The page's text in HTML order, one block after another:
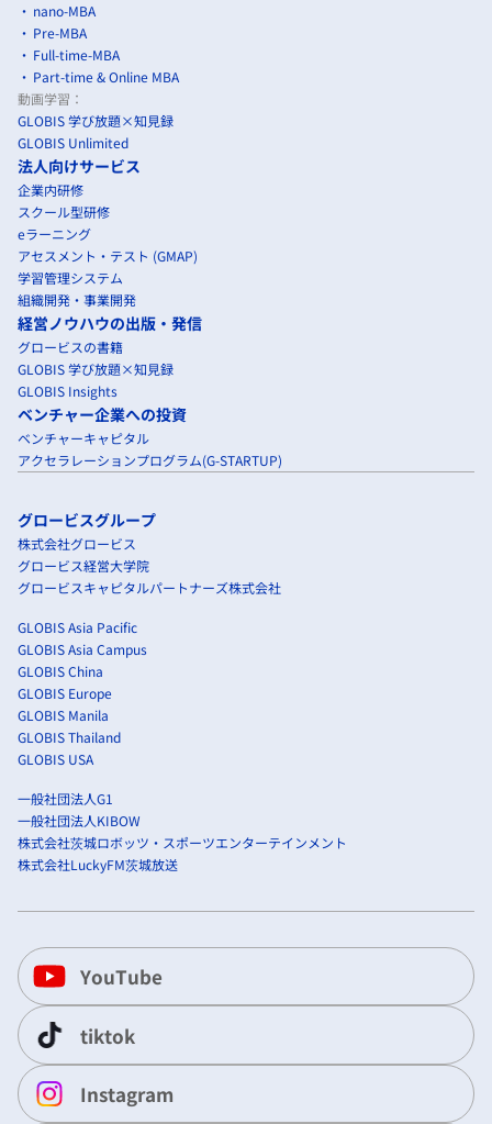
nano-MBA
Pre-MBA
Full-time-MBA
Part-time & Online MBA
動画学習：
GLOBIS 学び放題×知見録
GLOBIS Unlimited
法人向けサービス
企業内研修
スクール型研修
eラーニング
アセスメント・テスト (GMAP)
学習管理システム
組織開発・事業開発
経営ノウハウの出版・発信
グロービスの書籍
GLOBIS 学び放題×知見録
GLOBIS Insights
ベンチャー企業への投資
ベンチャーキャピタル
アクセラレーションプログラム(G-STARTUP)
グロービスグループ
株式会社グロービス
グロービス経営大学院
グロービスキャピタルパートナーズ株式会社
GLOBIS Asia Pacific
GLOBIS Asia Campus
GLOBIS China
GLOBIS Europe
GLOBIS Manila
GLOBIS Thailand
GLOBIS USA
一般社団法人G1
一般社団法人KIBOW
株式会社茨城ロボッツ・スポーツエンターテインメント
株式会社LuckyFM茨城放送
YouTube
tiktok
Instagram